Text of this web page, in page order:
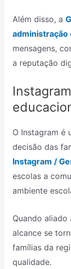
Além disso, a
administração
mensagens,
a reputação
O Instagram é
decisão das
Instagram /
escolas a
ambiente
Quando aliado
alcance se
famílias da
qualidade.